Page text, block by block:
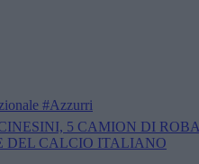
#Azzurri
5 CAMION DI
DEL CALCIO ITALIANO